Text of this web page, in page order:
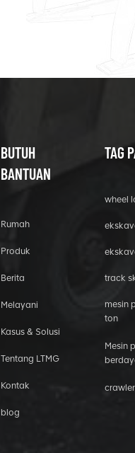
BUTUH
BANTUAN
Rumah
Produk
Berita
Melayani
Kasus & Solusi
Tentang LTMG
Kontak
blog
TAG
wheel
track
mesin
ton
Mesin